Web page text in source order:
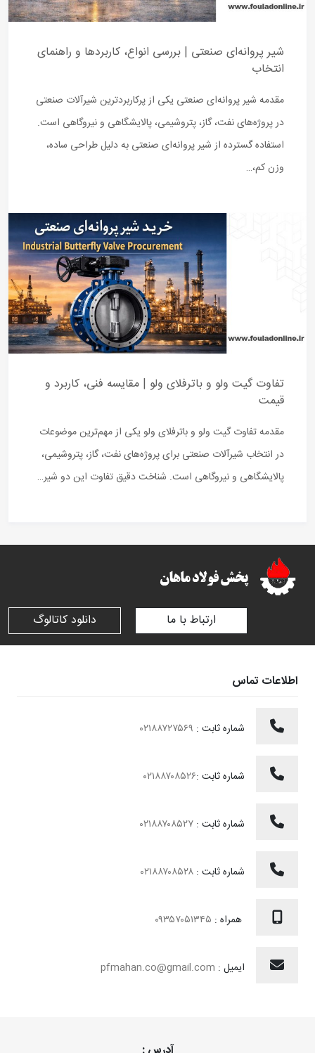
شیر پروانه‌ای صنعتی | بررسی انواع، کاربردها و راهنمای
انتخاب
مقدمه شیر پروانه‌ای صنعتی یکی از پرکاربردترین شیرآلات صنعتی
در پروژه‌های نفت، گاز، پتروشیمی، پالایشگاهی و نیروگاهی است.
استفاده گسترده از شیر پروانه‌ای صنعتی به دلیل طراحی ساده،
وزن کم،…
تفاوت گیت ولو و باترفلای ولو | مقایسه فنی، کاربرد و
قیمت
مقدمه تفاوت گیت ولو و باترفلای ولو یکی از مهم‌ترین موضوعات
در انتخاب شیرآلات صنعتی برای پروژه‌های نفت، گاز، پتروشیمی،
پالایشگاهی و نیروگاهی است. شناخت دقیق تفاوت این دو شیر…
ارتباط با ما دانلود کاتالوگ
اطلاعات تماس
شماره ثابت :
شماره ثابت :۰۲۱۸۸۷۰۸۵۲۶
شماره ثابت :
شماره ثابت :
همراه :
ایمیل : pfmahan.co@gmail.com